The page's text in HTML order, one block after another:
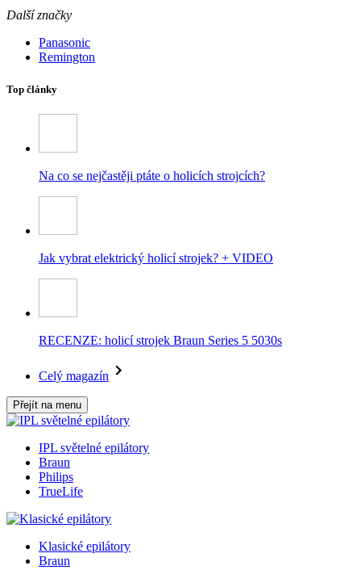
Další značky
Panasonic
Remington
Top články
Na co se nejčastěji ptáte o holicích strojcích?
Jak vybrat elektrický holicí strojek? + VIDEO
RECENZE: holicí strojek Braun Series 5 5030s
Celý magazín
Přejít na menu
IPL světelné epilátory
Braun
Philips
TrueLife
Klasické epilátory
Braun